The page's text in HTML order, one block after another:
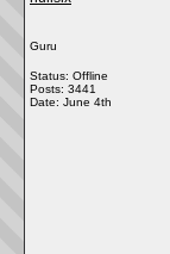
Guru
Status: Offline
Posts: 3441
Date: June 4th